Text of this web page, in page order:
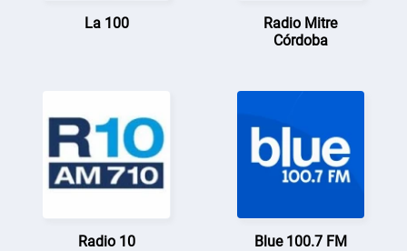
La 100
Radio Mitre
Córdoba
Radio 10 Blue 100.7 FM